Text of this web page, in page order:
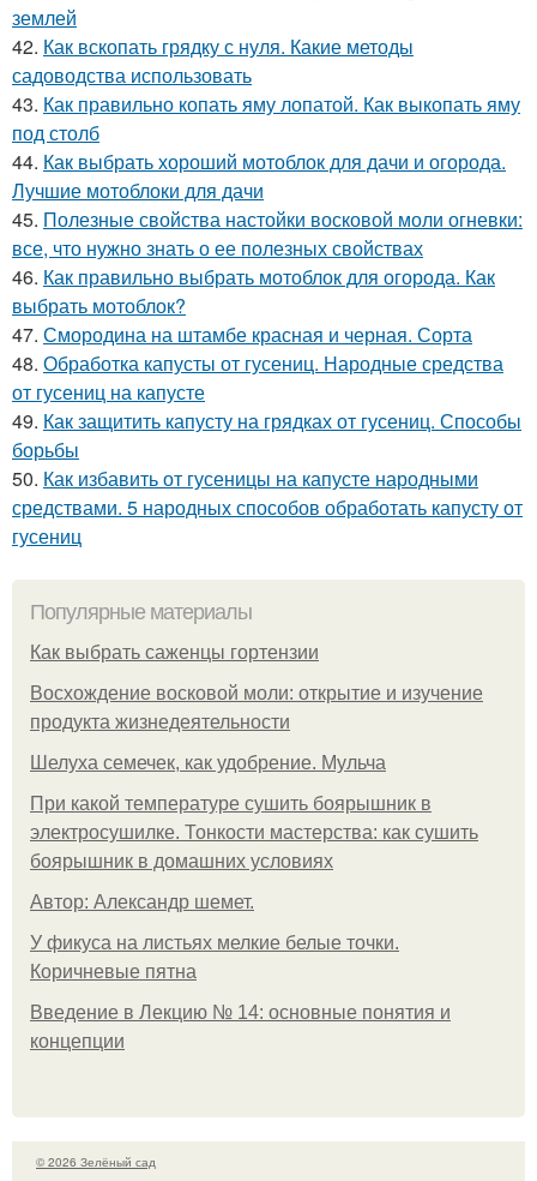
землей
42. Как вскопать грядку с нуля. Какие методы
садоводства использовать
43. Как правильно копать яму лопатой. Как выкопать яму
под столб
44. Как выбрать хороший мотоблок для дачи и огорода.
Лучшие мотоблоки для дачи
45. Полезные свойства настойки восковой моли огневки:
все, что нужно знать о ее полезных свойствах
46. Как правильно выбрать мотоблок для огорода. Как
выбрать мотоблок?
47. Смородина на штамбе красная и черная. Сорта
48. Обработка капусты от гусениц. Народные средства
от гусениц на капусте
49. Как защитить капусту на грядках от гусениц. Способы
борьбы
50. Как избавить от гусеницы на капусте народными
средствами. 5 народных способов обработать капусту от
гусениц
Популярные материалы
Как выбрать саженцы гортензии
Восхождение восковой моли: открытие и изучение
продукта жизнедеятельности
Шелуха семечек, как удобрение. Мульча
При какой температуре сушить боярышник в
электросушилке. Тонкости мастерства: как сушить
боярышник в домашних условиях
Автор: Александр шемет.
У фикуса на листьях мелкие белые точки.
Коричневые пятна
Введение в Лекцию № 14: основные понятия и
концепции
© 2026 Зелёный сад